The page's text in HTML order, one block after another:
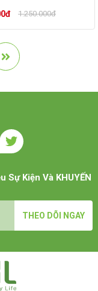
1.250.000đ
Sự Kiện Và KHUYẾN
THEO DÕI NGAY